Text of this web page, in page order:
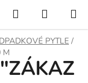
Hledat
KOŠÍK
PYTLE /
M